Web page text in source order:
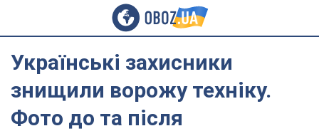
Українські захисники
знищили ворожу техніку.
Фото до та після